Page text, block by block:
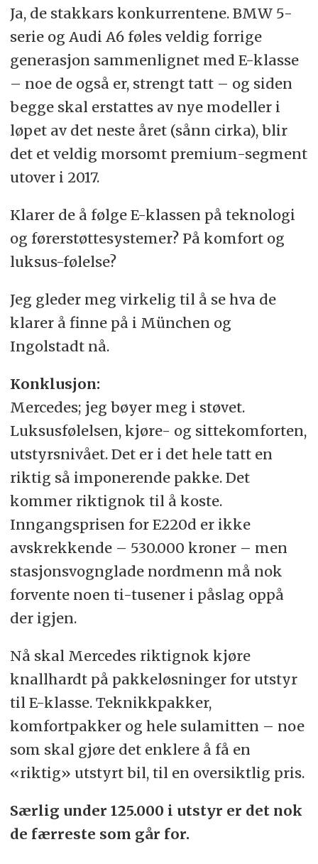
Ja, de stakkars konkurrentene. BMW 5-
serie og Audi A6 føles veldig forrige
generasjon sammenlignet med E-klasse
– noe de også er, strengt tatt – og siden
begge skal erstattes av nye modeller i
løpet av det neste året (sånn cirka), blir
det et veldig morsomt premium-segment
utover i 2017.
Klarer de å følge E-klassen på teknologi
og førerstøttesystemer? På komfort og
luksus-følelse?
Jeg gleder meg virkelig til å se hva de
klarer å finne på i München og
Ingolstadt nå.
Konklusjon:
Mercedes; jeg bøyer meg i støvet.
Luksusfølelsen, kjøre- og sittekomforten,
utstyrsnivået. Det er i det hele tatt en
riktig så imponerende pakke. Det
kommer riktignok til å koste.
Inngangsprisen for E220d er ikke
avskrekkende – 530.000 kroner – men
stasjonsvognglade nordmenn må nok
forvente noen ti-tusener i påslag oppå
der igjen.
Nå skal Mercedes riktignok kjøre
knallhardt på pakkeløsninger for utstyr
til E-klasse. Teknikkpakker,
komfortpakker og hele sulamitten – noe
som skal gjøre det enklere å få en
«riktig» utstyrt bil, til en oversiktlig pris.
Særlig under 125.000 i utstyr er det nok
de færreste som går for.